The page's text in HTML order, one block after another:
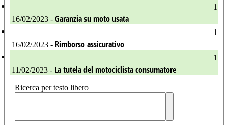
1
16/02/2023 - Garanzia su moto usata
1
16/02/2023 - Rimborso assicurativo
1
11/02/2023 - La tutela del motociclista consumatore
Ricerca per testo libero